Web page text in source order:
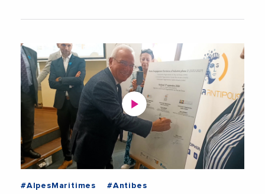
#AlpesMaritimes
#Antibes